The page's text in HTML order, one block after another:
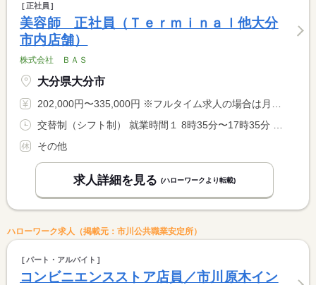
正社員
美容師 正社員（Ｔｅｒｍｉｎａｌ他大分
市内店舗）
株式会社 ＢＡＳ
大分県大分市
202,000円〜335,000円 ※フルタイム求人の場合は月額（換算額）、パート求人の場合は時間額を表示しています。
その他
求人詳細を見る (ハローワークより転載)
ハローワーク求人（掲載元：市川公共職業安定所）
パート・アルバイト
コンビニエンスストア店員／市川原木イン